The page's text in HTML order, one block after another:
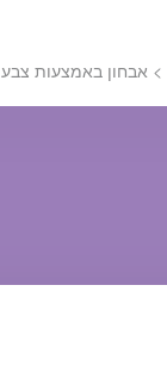
> אבחון באמצעות